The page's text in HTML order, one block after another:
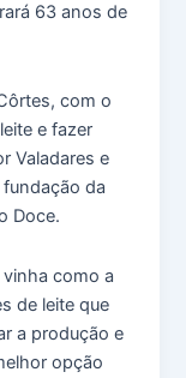
63 anos de
com o
e fazer
Valadares e
da
Doce.
como a
de leite que
a produção e
opção